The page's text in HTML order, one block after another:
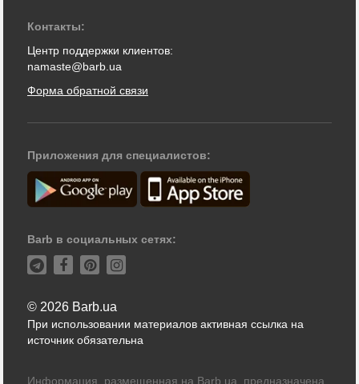
Контакты:
Центр поддержки клиентов:
namaste@barb.ua
Форма обратной связи
Приложения для специалистов:
Barb в социальных сетях:
© 2026 Barb.ua
При использовании материалов активная ссылка на
источник обязательна
Информация, размещенная на Barb.ua, предназначена